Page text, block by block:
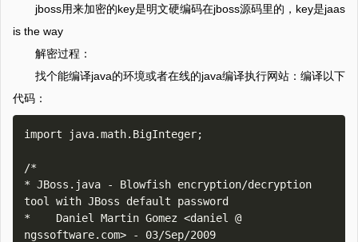
jboss用来加密的key是明文硬编码在jboss源码里的，key是jaas
is the way
解密过程：
找个能编译java的环境或者在线的java编译执行网站：编译以下
代码：
import java.math.BigInteger;
/*
* JBoss.java - Blowfish encryption/decryption
tool with JBoss default password
*    Daniel Martin Gomez <daniel @
ngssoftware.com> - 03/Sep/2009